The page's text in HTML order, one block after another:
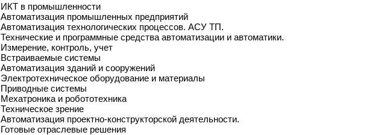
ИКТ в промышленности
Автоматизация промышленных предприятий
Автоматизация технологических процессов. АСУ ТП.
Технические и программные средства автоматизации и автоматики.
Измерение, контроль, учет
Встраиваемые системы
Автоматизация зданий и сооружений
Электротехническое оборудование и материалы
Приводные системы
Мехатроника и робототехника
Техническое зрение
Автоматизация проектно-конструкторской деятельности.
Готовые отраслевые решения